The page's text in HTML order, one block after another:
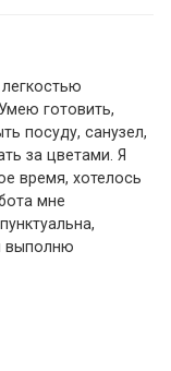
готовить,
посуду, санузел,
за цветами. Я
время, хотелось
мне
выполню